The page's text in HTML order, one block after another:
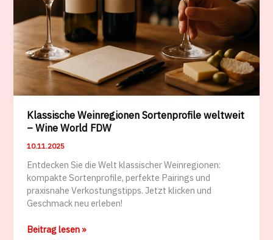
Klassische Weinregionen Sortenprofile weltweit
– Wine World FDW
10.11.2025
Entdecken Sie die Welt klassischer Weinregionen:
kompakte Sortenprofile, perfekte Pairings und
praxisnahe Verkostungstipps. Jetzt klicken und
Geschmack neu erleben!
Klassische
Beitrag lesen »